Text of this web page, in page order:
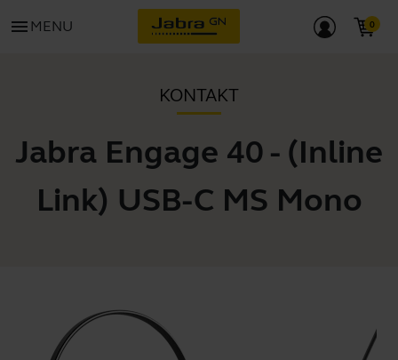
menu MENU
KONTAKT
Jabra Engage 40 - (Inline
Link) USB-C MS Mono